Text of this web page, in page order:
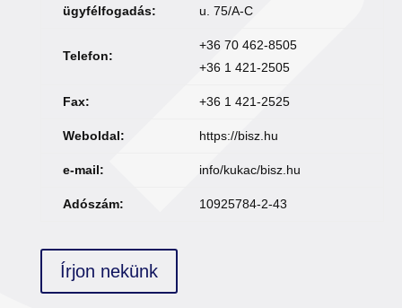
ügyfélfogadás:
u. 75/A-C
Telefon:
+36 70 462-8505
+36 1 421-2505
Fax: +36 1 421-2525
Weboldal: https://bisz.hu
e-mail: info/kukac/bisz.hu
Adószám: 10925784-2-43
Írjon nekünk